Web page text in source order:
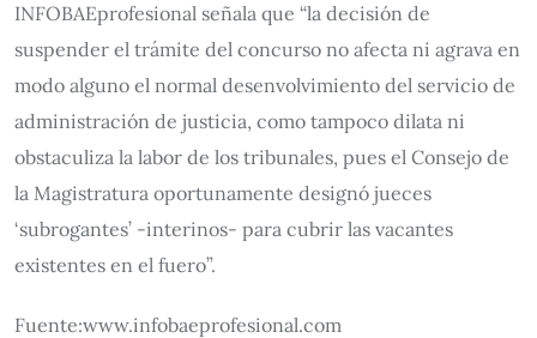
INFOBAEprofesional señala que “la decisión de
suspender el trámite del concurso no afecta ni agrava en
modo alguno el normal desenvolvimiento del servicio de
administración de justicia, como tampoco dilata ni
obstaculiza la labor de los tribunales, pues el Consejo de
la Magistratura oportunamente designó jueces
‘subrogantes’ -interinos- para cubrir las vacantes
existentes en el fuero”.
Fuente:www.infobaeprofesional.com